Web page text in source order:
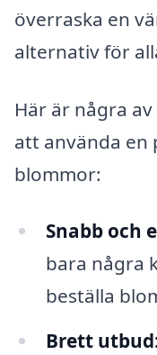
överraska en
alternativ för
Här är några
att använda en
blommor:
Snabb och
bara några
beställa
Brett